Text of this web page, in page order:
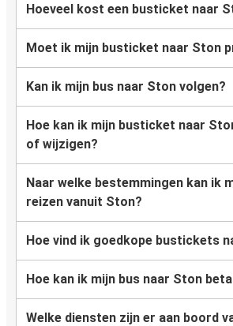
Hoeveel kost een busticket naar
Moet ik mijn busticket naar Ston
Kan ik mijn bus naar Ston volgen?
Hoe kan ik mijn busticket naar
of wijzigen?
Naar welke bestemmingen kan ik
reizen vanuit Ston?
Hoe vind ik goedkope bustickets
Hoe kan ik mijn bus naar Ston
Welke diensten zijn er aan boord